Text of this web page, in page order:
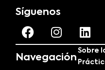
Navegación
Sobre
Síguenos